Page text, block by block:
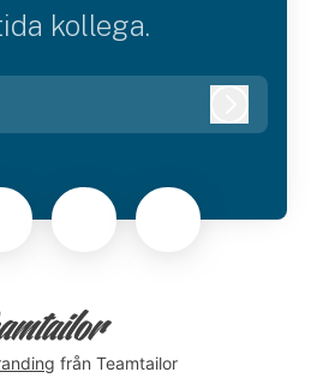
kollega.
från Teamtailor